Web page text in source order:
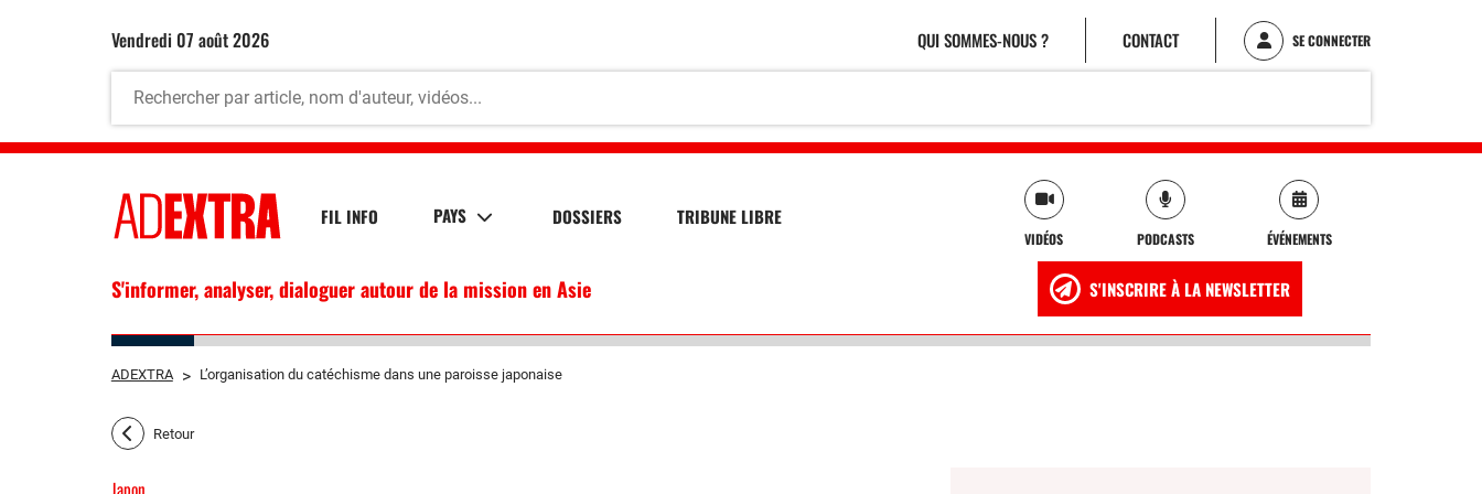
vendredi 07 août 2026 QUI SOMMES-NOUS ? CONTACT SE CONNECTER
FIL INFO PAYS DOSSIERS TRIBUNE LIBRE
VIDÉOS PODCASTS ÉVÉNEMENTS
S'informer, analyser, dialoguer autour de la mission en Asie S'INSCRIRE À LA NEWSLETTER
ADEXTRA > L’organisation du catéchisme dans une paroisse japonaise
Retour
Japon